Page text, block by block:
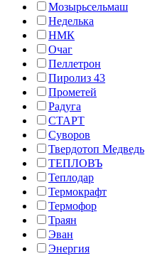
Мозырьсельмаш
Неделька
НМК
Очаг
Пеллетрон
Пиролиз 43
Прометей
Радуга
СТАРТ
Суворов
Твердотоп Медведь
ТЕПЛОВЪ
Теплодар
Термокрафт
Термофор
Траян
Эван
Энергия